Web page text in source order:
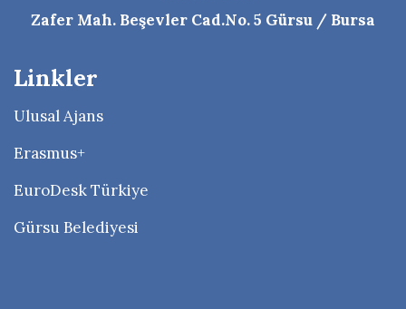
Zafer Mah. Beşevler Cad.No. 5 Gürsu / Bursa
Linkler
Ulusal Ajans
Erasmus+
EuroDesk Türkiye
Gürsu Belediyesi